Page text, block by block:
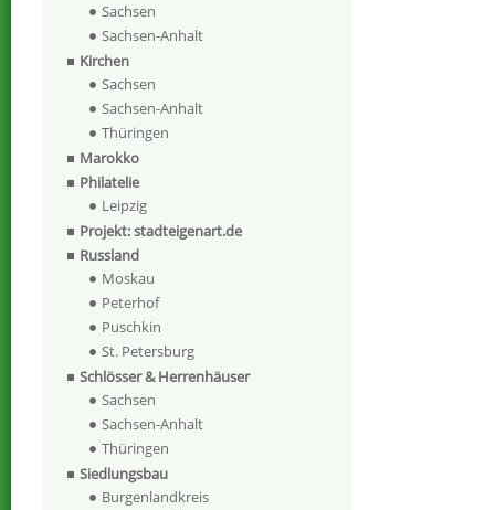
Sachsen
Sachsen-Anhalt
Kirchen
Sachsen
Sachsen-Anhalt
Thüringen
Marokko
Philatelie
Leipzig
Projekt: stadteigenart.de
Russland
Moskau
Peterhof
Puschkin
St. Petersburg
Schlösser & Herrenhäuser
Sachsen
Sachsen-Anhalt
Thüringen
Siedlungsbau
Burgenlandkreis